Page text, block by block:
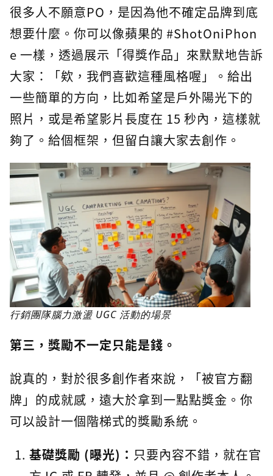
很多人不願意PO，是因為他不確定品牌到底
想要什麼。你可以像蘋果的 #ShotOniPhon
e 一樣，透過展示「得獎作品」來默默地告訴
大家：「欸，我們喜歡這種風格喔」。給出
一些簡單的方向，比如希望是戶外陽光下的
照片，或是希望影片長度在 15 秒內，這樣就
夠了。給個框架，但留白讓大家去創作。
行銷團隊腦力激盪 UGC 活動的場景
第三，獎勵不一定只能是錢。
說真的，對於很多創作者來說，「被官方翻
牌」的成就感，遠大於拿到一點點獎金。你
可以設計一個階梯式的獎勵系統。
基礎獎勵 (曝光)： 只要內容不錯，就在官